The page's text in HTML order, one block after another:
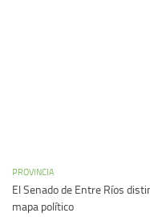
PROVINCIA
El Senado de Entre Ríos
mapa político